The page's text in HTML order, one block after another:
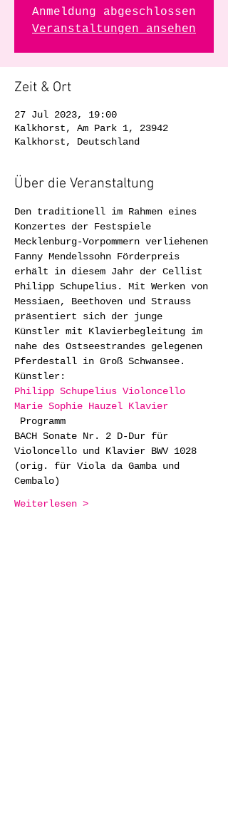
Anmeldung abgeschlossen
Veranstaltungen ansehen
Zeit & Ort
27 Jul 2023, 19:00
Kalkhorst, Am Park 1, 23942
Kalkhorst, Deutschland
Über die Veranstaltung
Den traditionell im Rahmen eines
Konzertes der Festspiele
Mecklenburg-Vorpommern verliehenen
Fanny Mendelssohn Förderpreis
erhält in diesem Jahr der Cellist
Philipp Schupelius. Mit Werken von
Messiaen, Beethoven und Strauss
präsentiert sich der junge
Künstler mit Klavierbegleitung im
nahe des Ostseestrandes gelegenen
Pferdestall in Groß Schwansee.
Künstler:
Philipp Schupelius Violoncello
Marie Sophie Hauzel Klavier
Programm
BACH Sonate Nr. 2 D-Dur für
Violoncello und Klavier BWV 1028
(orig. für Viola da Gamba und
Cembalo)
Weiterlesen >